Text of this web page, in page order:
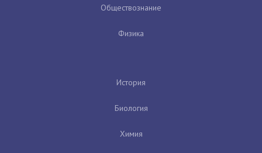
Обществознание
Физика
История
Биология
Химия